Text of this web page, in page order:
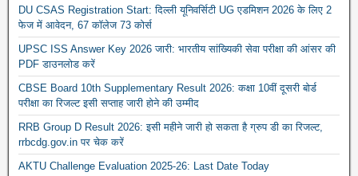
DU CSAS Registration Start: दिल्ली यूनिवर्सिटी UG एडमिशन 2026 के लिए 2
फेज में आवेदन, 67 कॉलेज 73 कोर्स
UPSC ISS Answer Key 2026 जारी: भारतीय सांख्यिकी सेवा परीक्षा की आंसर की
PDF डाउनलोड करें
CBSE Board 10th Supplementary Result 2026: कक्षा 10वीं दूसरी बोर्ड
परीक्षा का रिजल्ट इसी सप्ताह जारी होने की उम्मीद
RRB Group D Result 2026: इसी महीने जारी हो सकता है ग्रुप डी का रिजल्ट,
rrbcdg.gov.in पर चेक करें
AKTU Challenge Evaluation 2025-26: Last Date Today